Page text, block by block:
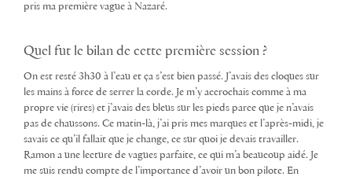
pris ma première vague à Nazaré.
Quel fut le bilan de cette première session ?
On est resté 3h30 à l’eau et ça s’est bien passé. J’avais des cloques sur
les mains à force de serrer la corde. Je m’y accrochais comme à ma
propre vie (rires) et j’avais des bleus sur les pieds parce que je n’avais
pas de chaussons. Ce matin-là, j’ai pris mes marques et l’après-midi, je
savais ce qu’il fallait que je change, ce sur quoi je devais travailler.
Ramon a une lecture de vagues parfaite, ce qui m’a beaucoup aidé. Je
me suis rendu compte de l’importance d’avoir un bon pilote. En